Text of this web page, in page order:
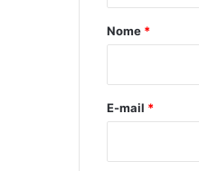
r
*
Nome *
E-mail *